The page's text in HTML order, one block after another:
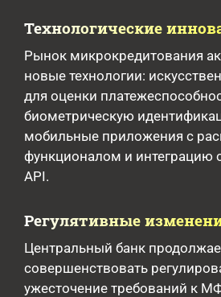
Технологические
Рынок микрокредитования
новые технологии:
для оценки
биометрическую
мобильные приложения с
функционалом и интеграцию
API.
Регулятивные
Центральный банк
совершенствовать
ужесточение требований к